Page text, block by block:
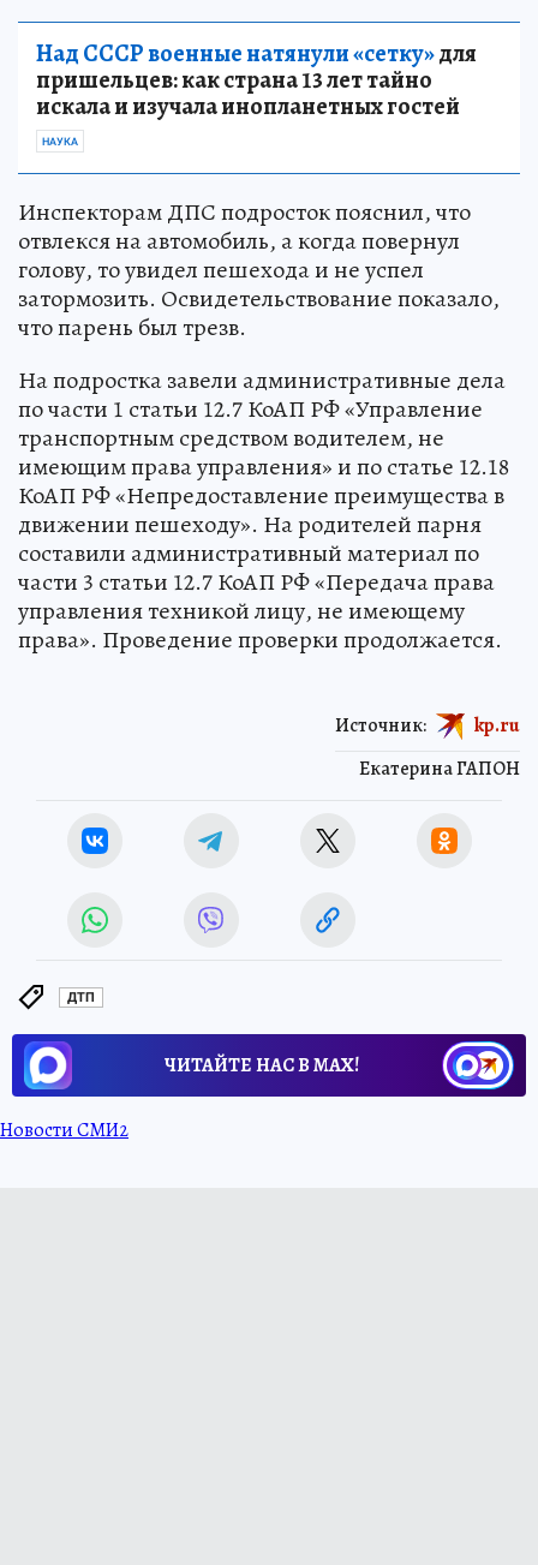
Над СССР военные натянули «сетку»для
пришельцев: как страна 13 лет тайно
искала и изучала инопланетных гостей
НАУКА
Инспекторам ДПС подросток пояснил, что
отвлекся на автомобиль, а когда повернул
голову, то увидел пешехода и не успел
затормозить. Освидетельствование показало,
что парень был трезв.
На подростка завели административные дела
по части 1 статьи 12.7 КоАП РФ «Управление
транспортным средством водителем, не
имеющим права управления» и по статье 12.18
КоАП РФ «Непредоставление преимущества в
движении пешеходу». На родителей парня
составили административный материал по
части 3 статьи 12.7 КоАП РФ «Передача права
управления техникой лицу, не имеющему
права». Проведение проверки продолжается.
Екатерина ГАПОН
Источник: kp.ru
ДТП
ЧИТАЙТЕ НАС В МАХ!
Новости СМИ2